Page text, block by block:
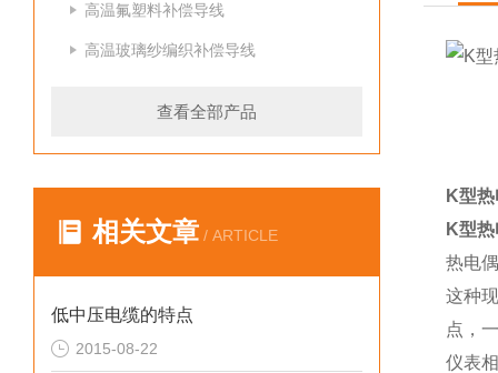
高温氟塑料补偿导线
高温玻璃纱编织补偿导线
查看全部产品
相关文章 / ARTICLE
低中压电缆的特点
2015-08-22
K型
K型
热电
这种
点，
仪表